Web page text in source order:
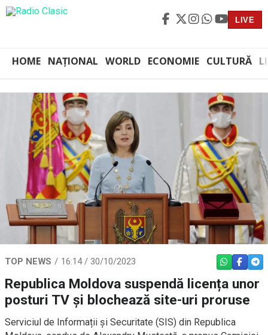
LIVE
HOME NAȚIONAL WORLD ECONOMIE CULTURĂ
TOP NEWS 16:14 / 30/10/2023 WHATSAPP
Republica Moldova suspendă licența unor
posturi TV și blochează site-uri proruse
Serviciul de Informații și Securitate (SIS) din Republica